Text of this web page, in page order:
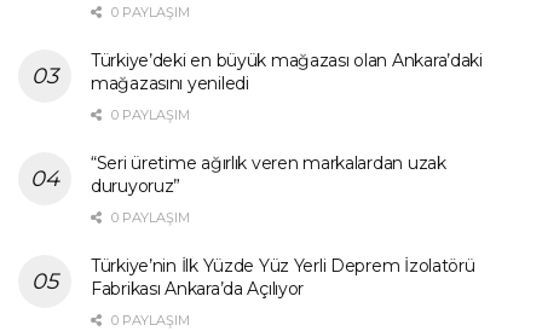
0 PAYLAŞIM
Türkiye’deki en büyük mağazası olan Ankara’daki
mağazasını yeniledi
0 PAYLAŞIM
“Seri üretime ağırlık veren markalardan uzak
duruyoruz”
0 PAYLAŞIM
Türkiye’nin İlk Yüzde Yüz Yerli Deprem İzolatörü
Fabrikası Ankara’da Açılıyor
0 PAYLAŞIM